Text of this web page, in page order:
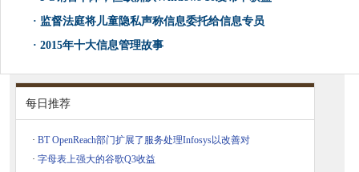
· 监督法庭将儿童隐私声称信息委托给信息专员
· 2015年十大信息管理故事
每日推荐
· BT OpenReach部门扩展了服务处理Infosys以改善对
· 字母表上强大的谷歌Q3收益